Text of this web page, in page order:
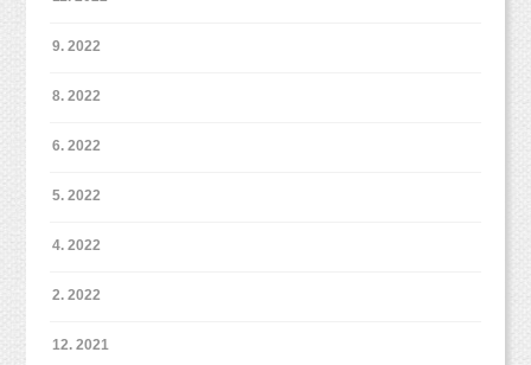
9. 2022
8. 2022
6. 2022
5. 2022
4. 2022
2. 2022
12. 2021